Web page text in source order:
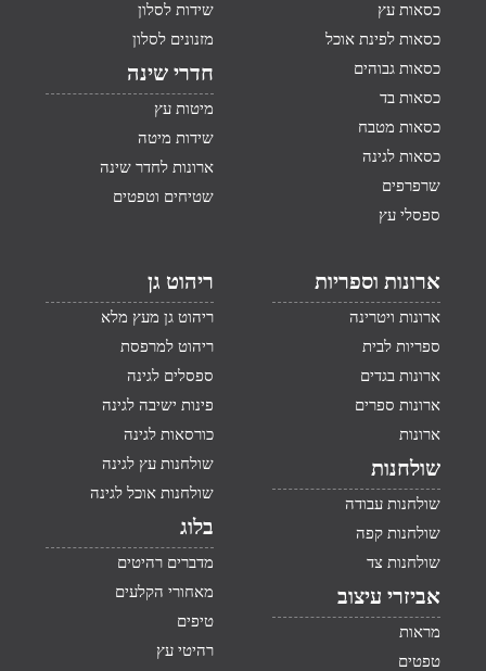
כסאות עץ
כסאות לפינת אוכל
כסאות גבוהים
כסאות בד
כסאות מטבח
כסאות לגינה
שרפרפים
ספסלי עץ
שידות לסלון
מזנונים לסלון
חדרי שינה
מיטות עץ
שידות מיטה
ארונות לחדר שינה
שטיחים וטפטים
ארונות וספריות
ארונות ויטרינה
ספריות לבית
ארונות בגדים
ארונות ספרים
ארונות
שולחנות
שולחנות עבודה
שולחנות קפה
שולחנות צד
אביזרי עיצוב
מראות
טפטים
ריהוט גן
ריהוט גן מעץ מלא
ריהוט למרפסת
ספסלים לגינה
פינות ישיבה לגינה
כורסאות לגינה
שולחנות עץ לגינה
שולחנות אוכל לגינה
בלוג
מדברים רהיטים
מאחורי הקלעים
טיפים
רהיטי עץ